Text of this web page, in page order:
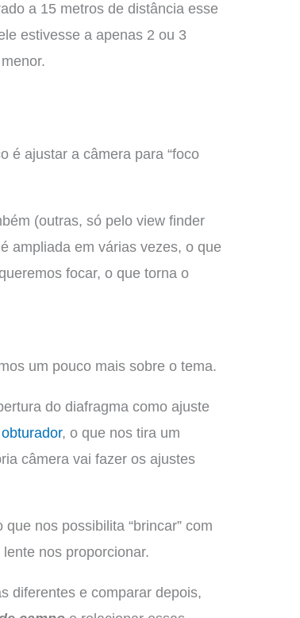
a 15 metros de distância esse
estivesse a apenas 2 ou 3
é ajustar a câmera para “foco
(outras, só pelo view finder
ampliada em várias vezes, o que
focar, o que torna o
um pouco mais sobre o tema.
do diafragma como ajuste
, o que nos tira um
câmera vai fazer os ajustes
nos possibilita “brincar” com
nos proporcionar.
diferentes e comparar depois,